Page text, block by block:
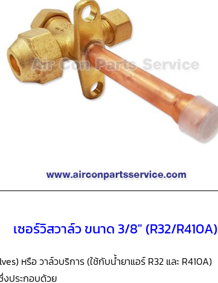
เซอร์วิสวาล์ว ขนาด 3/8″ (R32/R410A)
หรือ วาล์วบริการ (ใช้กับน้ำยาแอร์ R32 และ R410A)
งประกอบด้วย